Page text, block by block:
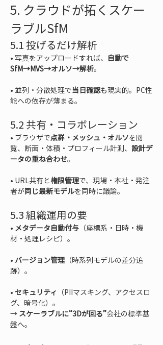
5. クラウドが拓くスケー
ラブルSfM
5.1 投げるだけ解析
• 写真をアップロードすれば、 自動で
SfM→MVS→オルソ→解析
• 並列・分散処理で当日確認も現実的。PC性
能への依存が薄まる。
5.2 共有・コラボレーション
• ブラウザで点群・メッシュ・オルソを閲
覧、断面・体積・プロフィール計測、 設計デ
ータの重ね合わせ
• URL共有と権限管理で、現場・本社・発注
者が同じ最新モデルを同時に議論。
5.3 組織運用の要
• メタデータ自動付与 （座標系・日時・機
• バージョン管理 （時系列モデルの差分追
• セキュリティ （PIIマスキング、アクセスロ
グ、暗号化）。
→ スケーラブルに“3Dが回る”会社の標準基
盤へ。